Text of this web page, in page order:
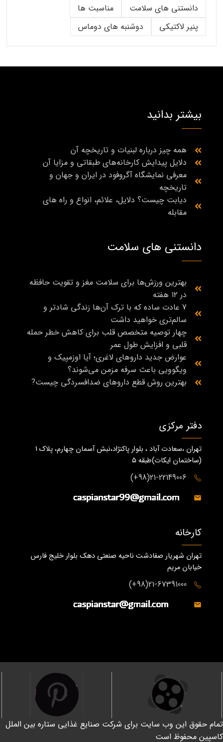
دانستنی های سلامت
مناسبت ها
پنیر لاکتیکی
دوشنبه های دوماس
بیشتر بدانید
همه چیز درباره لبنیات و تاریخچه آن
دلایل پیدایش کارخانه‌های طبقاتی و مزایا آن
معرفی نمایشگاه آگروفود در ایران و جهان و
تاریخچه
دیابت چیست؟ دلایل، علائم، انواع و راه‌ های
مقابله
دانستنی های سلامت
بهترین ورزش‌ها برای سلامت مغز و تقویت حافظه
در ۱۲ هفته
7 عادت ساده که با ترک آن‌ها زندگی شادتر و
سالم‌تری خواهید داشت
چهار توصیه متخصص قلب برای کاهش خطر حمله
قلبی و افزایش طول عمر
عوارض جدید داروهای لاغری؛ آیا اوزمپیک و
ویگوویی باعث سرفه مزمن می‌شوند؟
بهترین روش قطع داروهای ضدافسردگی چیست?
دفتر مرکزی
تهران ،سعادت آباد ، بلوار پاکنژاد،نبش آسمان چهارم، پلاک 1
(ساختمان ايكات)طبقه ٥
21-22149006(98+)
کارخانه
تهران شهریار صفادشت ناحیه صنعتی دهک بلوار خلیج فارس
خیابان مریم
21-67391000(98+)
تمام حقوق این وب سایت برای شرکت صنایع غذایی ستاره بین الملل
کاسپین محفوظ است